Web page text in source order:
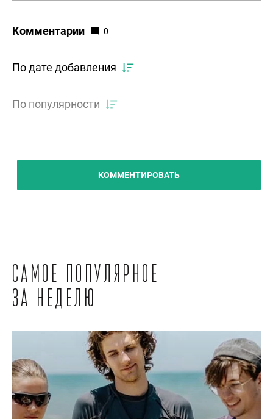
Комментарии 0
По дате добавления
По популярности
КОММЕНТИРОВАТЬ
Самое популярное
за неделю